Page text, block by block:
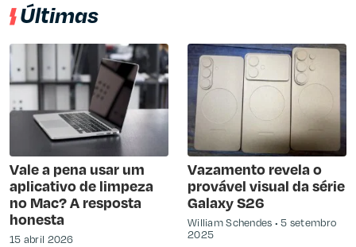
Últimas
Vale a pena usar um
aplicativo de limpeza
no Mac? A resposta
honesta
15 abril 2026
Vazamento revela o
provável visual da série
Galaxy S26
William Schendes
5 setembro
2025